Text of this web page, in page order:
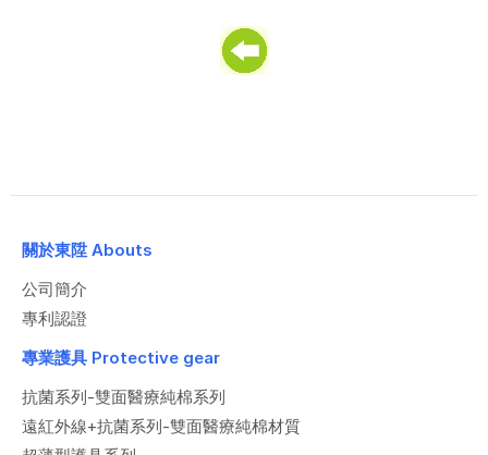
關於東陞 Abouts
公司簡介
專利認證
專業護具 Protective gear
抗菌系列-雙面醫療純棉系列
遠紅外線+抗菌系列-雙面醫療純棉材質